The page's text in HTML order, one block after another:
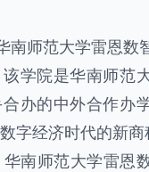
南师范大学雷恩数
学院是华南师范
办的中外合作办
字经济时代的新商
南师范大学雷恩